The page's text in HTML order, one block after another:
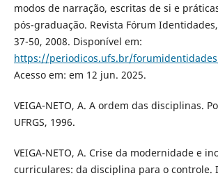
modos de narração, escritas de si e
pós-graduação. Revista Fórum
37-50, 2008. Disponível em:
https://periodicos.ufs.br/
Acesso em: em 12 jun. 2025.
VEIGA-NETO, A. A ordem das disciplinas.
UFRGS, 1996.
VEIGA-NETO, A. Crise da modernidade e
curriculares: da disciplina para o controle.